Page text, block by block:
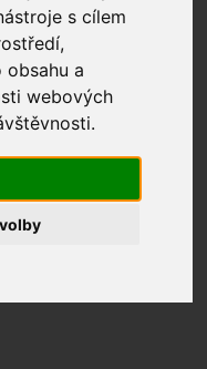
s cílem
obsahu a
webových